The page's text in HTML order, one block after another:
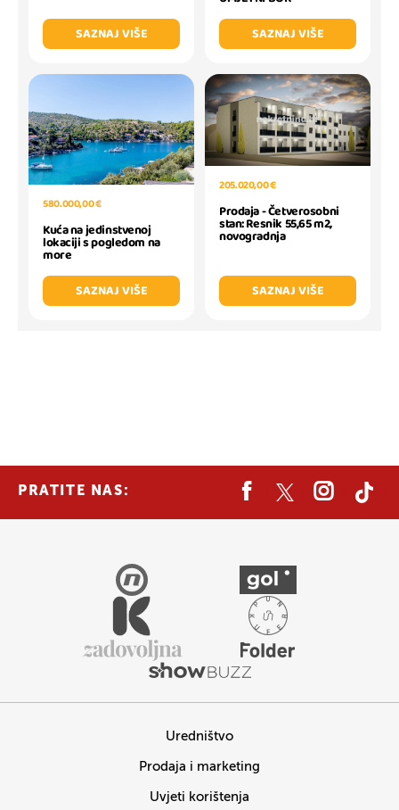
SAZNAJ VIŠE
SAZNAJ VIŠE
580.000,00 €
Kuća na jedinstvenoj
lokaciji s pogledom na
more
SAZNAJ VIŠE
205.020,00 €
Prodaja - Četverosobni
stan: Resnik 55,65 m2,
novogradnja
SAZNAJ VIŠE
PRATITE NAS:
Uredništvo
Prodaja i marketing
Uvjeti korištenja